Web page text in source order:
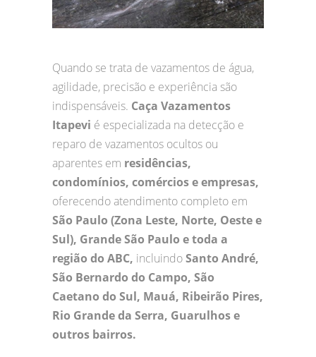
Quando se trata de vazamentos de água,
agilidade, precisão e experiência são
indispensáveis. Caça Vazamentos
Itapevi é especializada na detecção e
reparo de vazamentos ocultos ou
aparentes em residências,
condomínios, comércios e empresas,
oferecendo atendimento completo em
São Paulo (Zona Leste, Norte, Oeste e
Sul), Grande São Paulo e toda a
região do ABC, incluindoSanto André,
São Bernardo do Campo, São
Caetano do Sul, Mauá, Ribeirão Pires,
Rio Grande da Serra, Guarulhos e
outros bairros.